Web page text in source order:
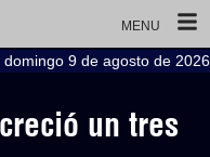
MENU
domingo 9 de agosto de 2026
un tres